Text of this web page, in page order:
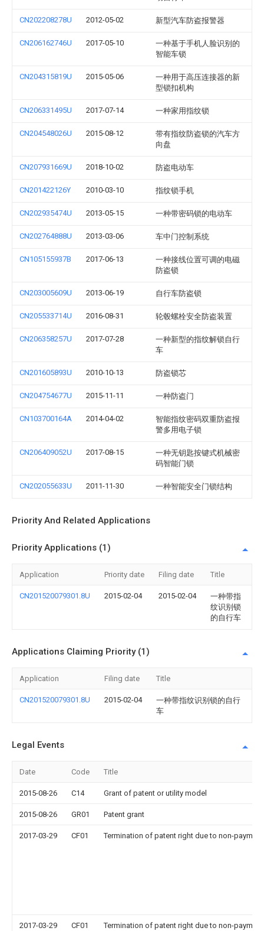
CN202208278U 2012-05-02 新型汽车防盗报警器
CN206162746U 2017-05-10
一种基于手机人脸识别的
智能车锁
CN204315819U 2015-05-06
一种用于高压连接器的新
型锁扣机构
CN206331495U 2017-07-14 一种家用指纹锁
CN204548026U 2015-08-12
带有指纹防盗锁的汽车方
向盘
CN207931669U 2018-10-02 防盗电动车
CN201422126Y 2010-03-10 指纹锁手机
CN202935474U 2013-05-15 一种带密码锁的电动车
CN202764888U 2013-03-06 车中门控制系统
CN105155937B 2017-06-13
一种接线位置可调的电磁
防盗锁
CN203005609U 2013-06-19 自行车防盗锁
CN205533714U 2016-08-31 轮毂螺栓安全防盗装置
CN206358257U 2017-07-28
一种新型的指纹解锁自行
车
CN201605893U 2010-10-13 防盗锁芯
CN204754677U 2015-11-11 一种防盗门
CN103700164A 2014-04-02
智能指纹密码双重防盗报
警多用电子锁
CN206409052U 2017-08-15
一种无钥匙按键式机械密
码智能门锁
CN202055633U 2011-11-30 一种智能安全门锁结构
Priority And Related Applications
Priority Applications (1)
Application Priority date Filing date Title
CN201520079301.8U 2015-02-04 2015-02-04
一种带指
纹识别锁
的自行车
Applications Claiming Priority (1)
Application Filing date Title
CN201520079301.8U 2015-02-04
一种带指纹识别锁的自行
车
Legal Events
Date Code Title
2015-08-26 C14 Grant of patent or utility model
2015-08-26 GR01 Patent grant
2017-03-29 CF01 Termination of patent right due to non-
2017-03-29 CF01 Termination of patent right due to non-